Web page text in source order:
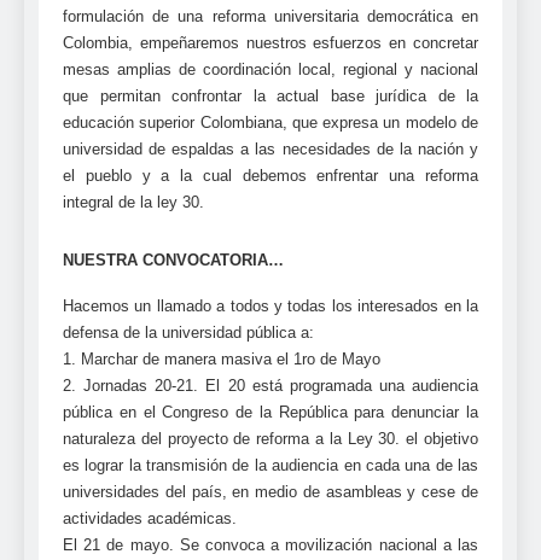
formulación de una reforma universitaria democrática en
Colombia, empeñaremos nuestros esfuerzos en concretar
mesas amplias de coordinación local, regional y nacional
que permitan confrontar la actual base jurídica de la
educación superior Colombiana, que expresa un modelo de
universidad de espaldas a las necesidades de la nación y
el pueblo y a la cual debemos enfrentar una reforma
integral de la ley 30.
NUESTRA CONVOCATORIA…
Hacemos un llamado a todos y todas los interesados en la
defensa de la universidad pública a:
1. Marchar de manera masiva el 1ro de Mayo
2. Jornadas 20-21. El 20 está programada una audiencia
pública en el Congreso de la República para denunciar la
naturaleza del proyecto de reforma a la Ley 30. el objetivo
es lograr la transmisión de la audiencia en cada una de las
universidades del país, en medio de asambleas y cese de
actividades académicas.
El 21 de mayo. Se convoca a movilización nacional a las